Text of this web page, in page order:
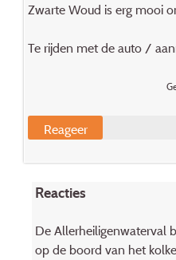
Zwarte Woud is erg mooi
Te rijden met de auto /
Reageer
Reacties
De Allerheiligenwaterval
op de boord van het